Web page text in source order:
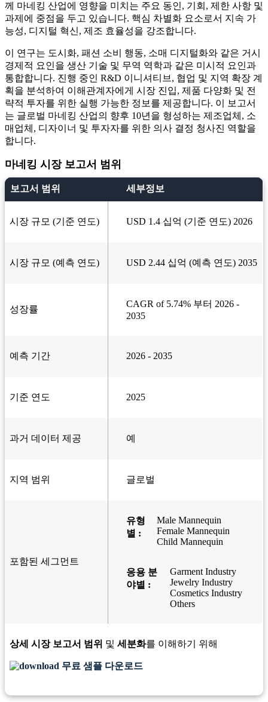
께 마네킹 산업에 영향을 미치는 주요 동인, 기회, 제한 사항 및
과제에 중점을 두고 있습니다. 핵심 차별화 요소로서 지속 가
능성, 디지털 혁신, 제조 효율성을 강조합니다.
이 연구는 도시화, 패션 소비 행동, 소매 디지털화와 같은 거시
경제적 요인을 생산 기술 및 무역 역학과 같은 미시적 요인과
통합합니다. 진행 중인 R&D 이니셔티브, 협업 및 지역 확장 계
획을 분석하여 이해관계자에게 시장 진입, 제품 다양화 및 전
략적 투자를 위한 실행 가능한 정보를 제공합니다. 이 보고서
는 글로벌 마네킹 산업의 향후 10년을 형성하는 제조업체, 소
매업체, 디자이너 및 투자자를 위한 의사 결정 청사진 역할을
합니다.
마네킹 시장 보고서 범위
보고서 범위 세부정보
시장 규모 (기준 연도) USD 1.4 십억 (기준 연도) 2026
시장 규모 (예측 연도) USD 2.44 십억 (예측 연도) 2035
성장률
CAGR of 5.74% 부터 2026 -
2035
예측 기간 2026 - 2035
기준 연도 2025
과거 데이터 제공 예
지역 범위 글로벌
포함된 세그먼트
유형
별 :
Male Mannequin
Female Mannequin
Child Mannequin
응용 분
야별 :
Garment Industry
Jewelry Industry
Cosmetics Industry
Others
상세 시장 보고서 범위 및 세분화를 이해하기 위해
무료 샘플 다운로드